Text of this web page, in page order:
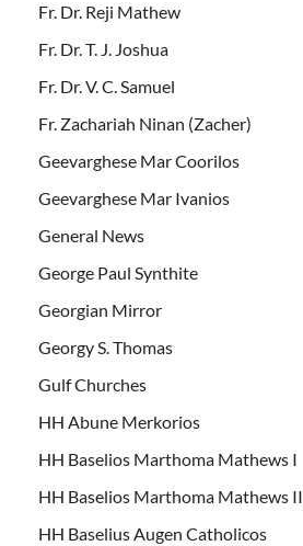
Fr. Dr. Reji Mathew
Fr. Dr. T. J. Joshua
Fr. Dr. V. C. Samuel
Fr. Zachariah Ninan (Zacher)
Geevarghese Mar Coorilos
Geevarghese Mar Ivanios
General News
George Paul Synthite
Georgian Mirror
Georgy S. Thomas
Gulf Churches
HH Abune Merkorios
HH Baselios Marthoma Mathews I
HH Baselios Marthoma Mathews II
HH Baselius Augen Catholicos